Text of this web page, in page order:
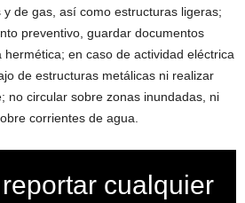
y de gas, así como estructuras ligeras;
preventivo, guardar documentos
en caso de actividad eléctrica
de estructuras metálicas ni realizar
no circular sobre zonas inundadas, ni
corrientes de agua.
cualquier